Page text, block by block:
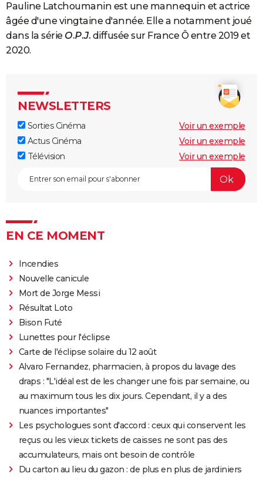
Pauline Latchoumanin est une mannequin et actrice
âgée d'une vingtaine d'année. Elle a notamment joué
dans la série O.P.J. diffusée sur France Ô entre 2019 et
2020.
NEWSLETTERS
Sorties Cinéma
Voir un exemple
Actus Cinéma
Voir un exemple
Télévision
Voir un exemple
EN CE MOMENT
Incendies
Nouvelle canicule
Mort de Jorge Messi
Résultat Loto
Bison Futé
Lunettes pour l'éclipse
Carte de l'éclipse solaire du 12 août
Alvaro Fernandez, pharmacien, à propos du lavage des
draps : "L'idéal est de les changer une fois par semaine, ou
au maximum tous les dix jours. Cependant, il y a des
nuances importantes"
Les psychologues sont d'accord : ceux qui conservent les
reçus ou les vieux tickets de caisses ne sont pas des
accumulateurs, mais ont besoin de contrôle
Du carton au lieu du gazon : de plus en plus de jardiniers